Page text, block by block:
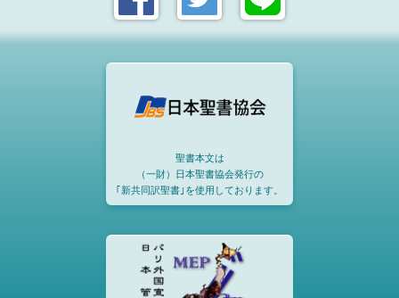
聖書本文は
（一財）日本聖書協会発行の
｢新共同訳聖書｣を使用しております。